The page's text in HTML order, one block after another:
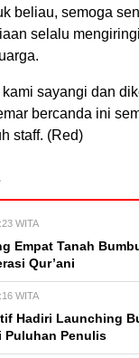
beliau, semoga
selalu
sayangi dan
bercanda ini
staff. (Red)
WITA
Empat Tanah
Qur’ani
WITA
Hadiri Launching
Puluhan Penulis